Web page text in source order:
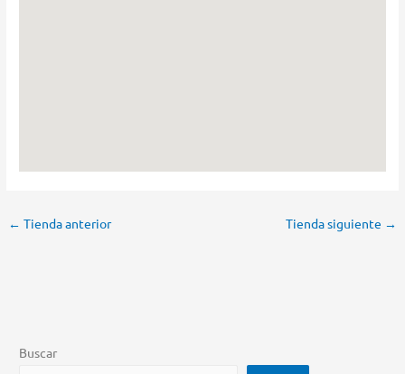
← Tienda anterior Tienda siguiente →
Buscar